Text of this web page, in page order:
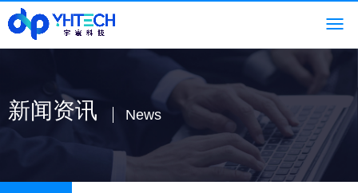
新闻资讯 News